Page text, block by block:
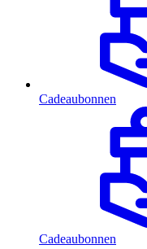
Cadeaubonnen
Cadeaubonnen